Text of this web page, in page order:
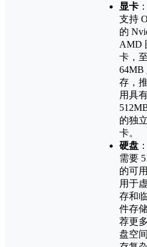
显卡
支持
的
AMD
卡，
64MB
存，
用具
的独
卡。
硬盘
需要
的可
用于
存和
件存
荐更
盘空